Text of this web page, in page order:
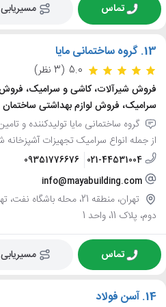
تماس مسیریابی
13. گروه ساختمانی مایا
5.0 (3 نظر)
فروش شیرآلات، کاشی و سرامیک،
سرامیک، فروش لوازم بهداشتی ساختمان
گروه ساختمانی مایا تولیدکننده و
از جمله انواع سرامیک تجهیزات
021-44531004
09351776676
info@mayabuilding.com
دوم، پلاک 11، واحد 1
تماس مسیریابی
14. آسن فولاد